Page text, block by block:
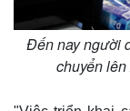
Đến nay người
chuyển